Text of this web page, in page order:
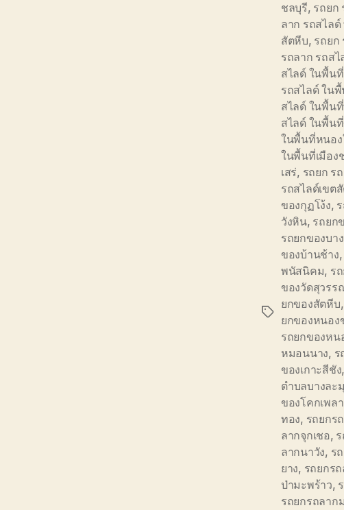
Tags
ชลบุรี, รถยก
ลาก รถสไล
สัตหีบ, รถยก
รถลาก รถสไ
สไลด์ ในพื้น
รถสไลด์ ใน
สไลด์ ในพื้น
สไลด์ ในพื้น
ในพื้นที่หนอ
ในพื้นที่เมือง
เสร่, รถยก ร
รถสไลด์เขต
ของกุฏโง้ง,
วังหิน, รถยก
รถยกของบา
ของบ้านช้าง,
พนัสนิคม, ร
ของวัดสุวรร
ยกของสัตหีบ,
ยกของหนอง
รถยกของหน
หมอนนาง, ร
ของเกาะสีชัง,
ตำบลบางละ
ของโคกเพล
ทอง, รถยกร
ลากจุกเชอ,
ลากนาวัง, ร
ยาง, รถยกร
ป่ามะพร้าว,
รถยกรถลาก